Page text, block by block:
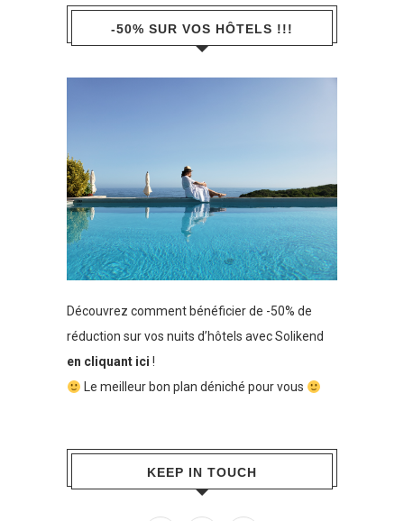
-50% SUR VOS HÔTELS !!!
Découvrez comment bénéficier de -50% de
réduction sur vos nuits d’hôtels avec Solikend
en cliquant ici !
Le meilleur bon plan déniché pour vous
KEEP IN TOUCH